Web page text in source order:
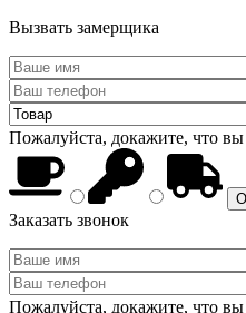
Вызвать замерщика
Пожалуйста, докажите, что
Заказать звонок
Пожалуйста, докажите, что